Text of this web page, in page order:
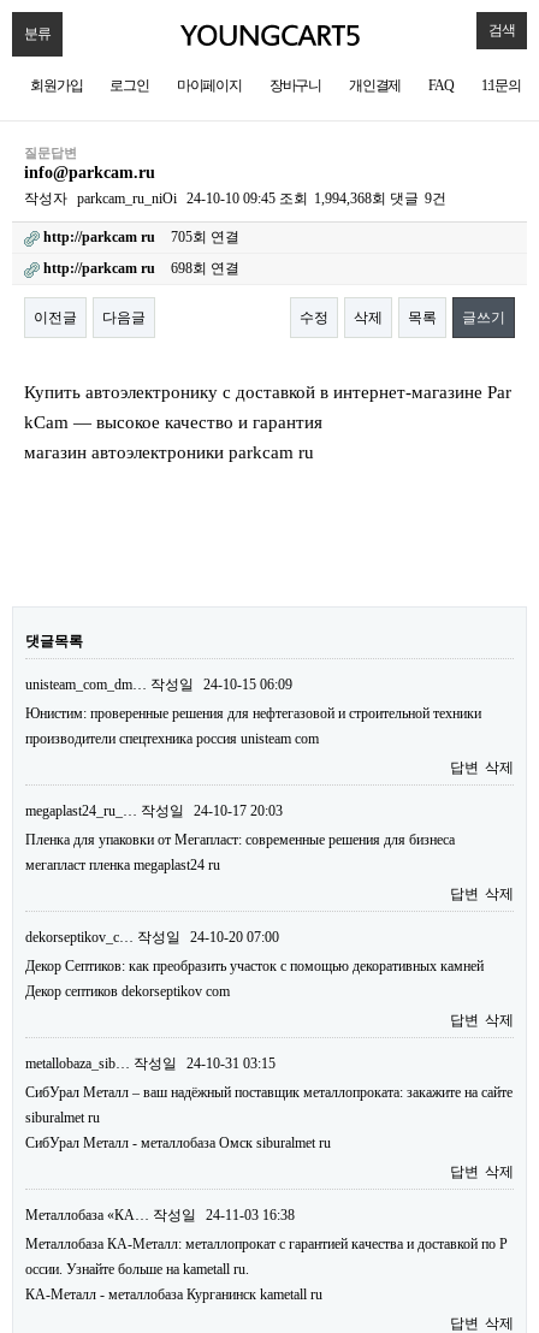
분류 검색
회원가입 로그인 마이페이지 장바구니 개인결제 FAQ 1:1문의
질문답변
info@parkcam.ru
작성자 parkcam_ru_niOi 24-10-10 09:45 조회 1,994,368회 댓글 9건
http://parkcam ru
705회 연결
http://parkcam ru
698회 연결
이전글 다음글 수정 삭제 목록 글쓰기
Купить автоэлектронику с доставкой в интернет-магазине Par
kCam — высокое качество и гарантия
магазин автоэлектроники parkcam ru
댓글목록
unisteam_com_dm… 작성일
24-10-15 06:09
Юнистим: проверенные решения для нефтегазовой и строительной техники
производители спецтехника россия unisteam com
답변 삭제
megaplast24_ru_… 작성일
24-10-17 20:03
Пленка для упаковки от Мегапласт: современные решения для бизнеса
мегапласт пленка megaplast24 ru
답변 삭제
dekorseptikov_c… 작성일
24-10-20 07:00
Декор Септиков: как преобразить участок с помощью декоративных камней
Декор септиков dekorseptikov com
답변 삭제
metallobaza_sib… 작성일
24-10-31 03:15
СибУрал Металл – ваш надёжный поставщик металлопроката: закажите на сайте
siburalmet ru
СибУрал Металл - металлобаза Омск siburalmet ru
답변 삭제
Металлобаза «КА… 작성일
24-11-03 16:38
Металлобаза КА-Металл: металлопрокат с гарантией качества и доставкой по Р
оссии. Узнайте больше на kametall ru.
КА-Металл - металлобаза Курганинск kametall ru
답변 삭제